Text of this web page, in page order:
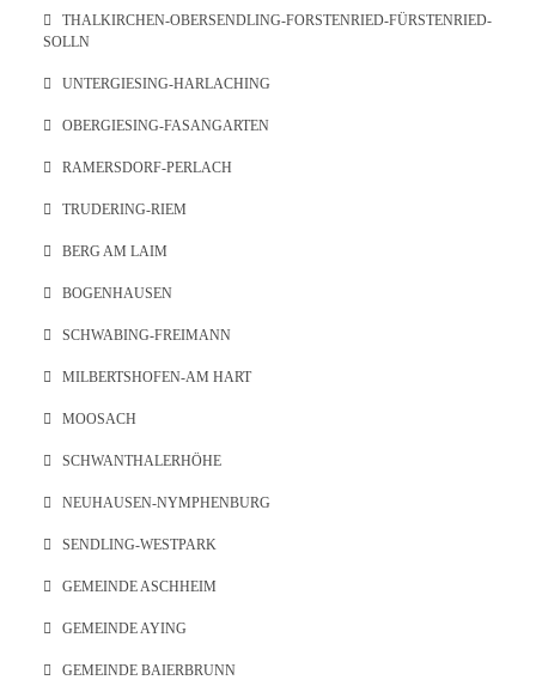
THALKIRCHEN-OBERSENDLING-FORSTENRIED-FÜRSTENRIED-
SOLLN
UNTERGIESING-HARLACHING
OBERGIESING-FASANGARTEN
RAMERSDORF-PERLACH
TRUDERING-RIEM
BERG AM LAIM
BOGENHAUSEN
SCHWABING-FREIMANN
MILBERTSHOFEN-AM HART
MOOSACH
SCHWANTHALERHÖHE
NEUHAUSEN-NYMPHENBURG
SENDLING-WESTPARK
GEMEINDE ASCHHEIM
GEMEINDE AYING
GEMEINDE BAIERBRUNN